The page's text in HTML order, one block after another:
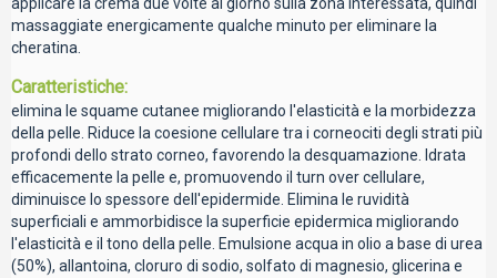
applicare la crema due volte al giorno sulla zona interessata, quindi
massaggiate energicamente qualche minuto per eliminare la
cheratina.
Caratteristiche:
elimina le squame cutanee migliorando l'elasticità e la morbidezza
della pelle. Riduce la coesione cellulare tra i corneociti degli strati più
profondi dello strato corneo, favorendo la desquamazione. Idrata
efficacemente la pelle e, promuovendo il turn over cellulare,
diminuisce lo spessore dell'epidermide. Elimina le ruvidità
superficiali e ammorbidisce la superficie epidermica migliorando
l'elasticità e il tono della pelle. Emulsione acqua in olio a base di urea
(50%), allantoina, cloruro di sodio, solfato di magnesio, glicerina e